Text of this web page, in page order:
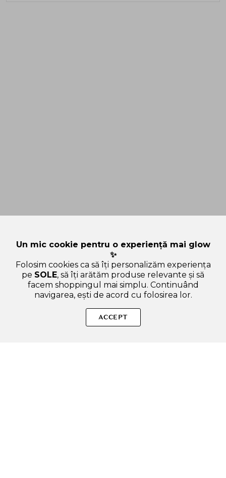
Collagen Crema pentru maini si picioare - Hidratare intensa si
elasticitate, 100 ml. Dacă ai și alte curiozități, nu ezita să ne
Un mic cookie pentru o experiență mai glow
✨
Folosim cookies ca să îți personalizăm experiența
pe SOLE, să îți arătăm produse relevante și să
facem shoppingul mai simplu. Continuând
navigarea, ești de acord cu folosirea lor.
ACCEPT